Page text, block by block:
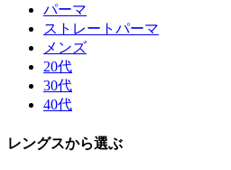
パーマ
ストレートパーマ
メンズ
20代
30代
40代
レングスから選ぶ